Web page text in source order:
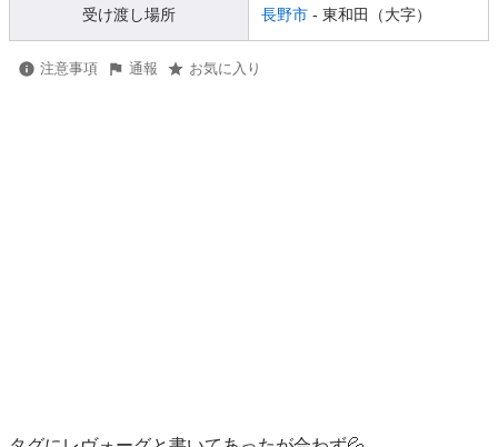
受け渡し場所 長野市 - 東和田（大字）
注意事項 通報 お気に入り